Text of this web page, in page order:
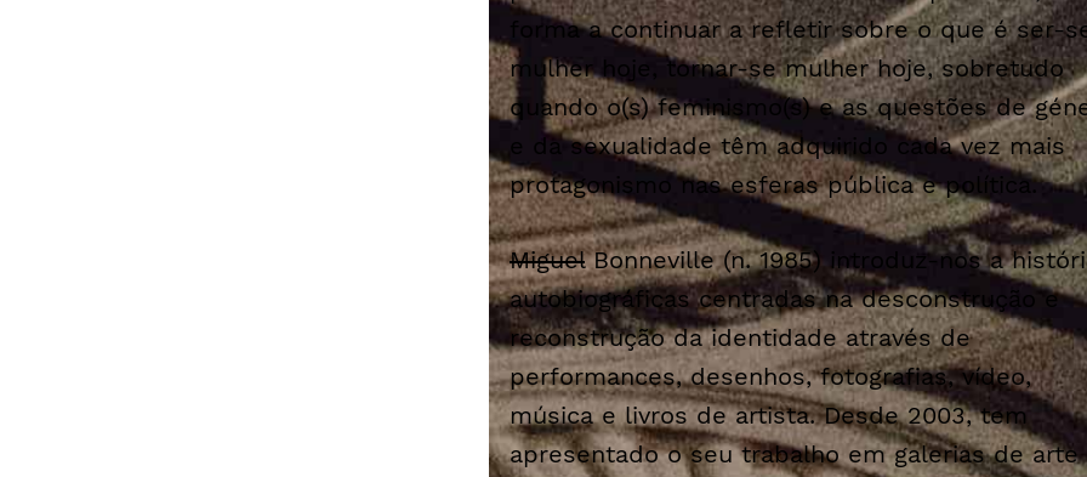
forma a continuar a refletir sobre o que é ser-
mulher hoje, tornar-se mulher hoje, sobretudo
quando o(s) feminismo(s) e as questões de
e da sexualidade têm adquirido cada vez mais
protagonismo nas esferas pública e política.
MiguelBonneville (n. 1985) introduz-nos a
autobiográficas centradas na desconstrução e
reconstrução da identidade através de
performances, desenhos, fotografias, vídeo,
música e livros de artista. Desde 2003, tem
apresentado o seu trabalho em galerias de arte